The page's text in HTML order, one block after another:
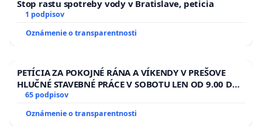
Stop rastu spotreby vody v Bratislave, peticia
1 podpisov
Oznámenie o transparentnosti
PETÍCIA ZA POKOJNÉ RÁNA A VÍKENDY V PREŠOVE
HLUČNÉ STAVEBNÉ PRÁCE V SOBOTU LEN OD 9.00 DO
13.00 HOD., CEZ PRACOVNÝ TÝŽDEŇ CIEĽ 8.00 – 18.00
HOD. A PRAVIDELNÁ KONTROLA STAVBY C-AREA NA
ĎUMBIERSKEJ/MAGU
65 podpisov
Oznámenie o transparentnosti